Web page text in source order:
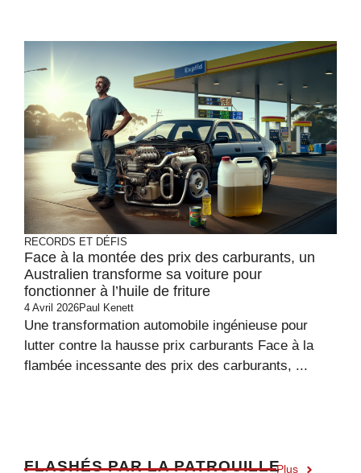
RECORDS ET DÉFIS
Face à la montée des prix des carburants, un
Australien transforme sa voiture pour
fonctionner à l’huile de friture
4 Avril 2026Paul Kenett
Une transformation automobile ingénieuse pour
lutter contre la hausse prix carburants Face à la
flambée incessante des prix des carburants, ...
FLASHÉS PAR LA PATROUILLEPlus